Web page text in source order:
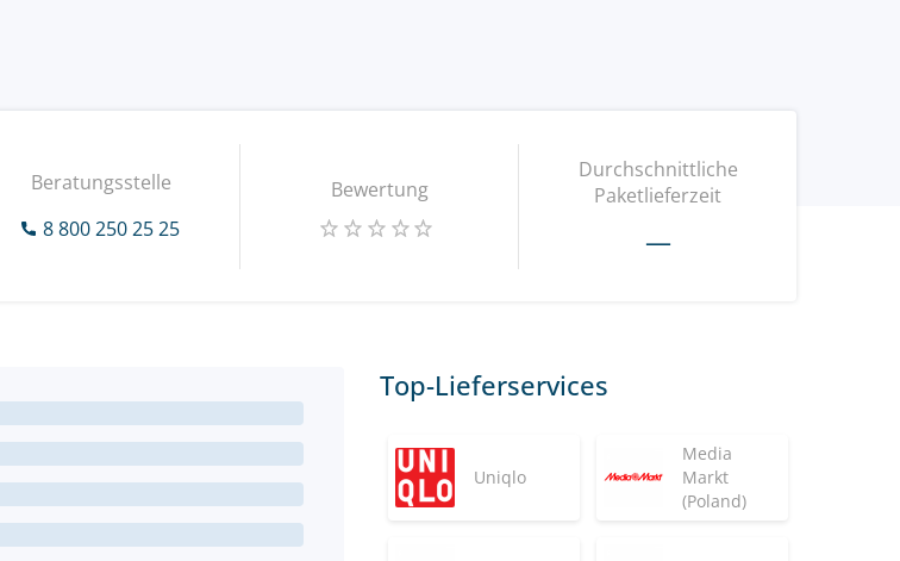
Beratungsstelle
8 800 250 25 25
Bewertung
Durchschnittliche
Paketlieferzeit
—
Top-Lieferservices
Uniqlo
Media
Markt
(Poland)